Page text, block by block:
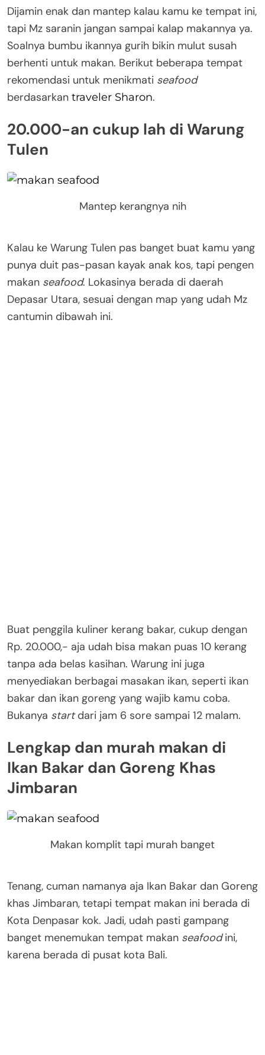
Dijamin enak dan mantep kalau kamu ke tempat ini,
tapi Mz saranin jangan sampai kalap makannya ya.
Soalnya bumbu ikannya gurih bikin mulut susah
berhenti untuk makan. Berikut beberapa tempat
rekomendasi untuk menikmati seafood
berdasarkan traveler Sharon.
20.000-an cukup lah di Warung
Tulen
Mantep kerangnya nih
Kalau ke Warung Tulen pas banget buat kamu yang
punya duit pas-pasan kayak anak kos, tapi pengen
makan seafood. Lokasinya berada di daerah
Depasar Utara, sesuai dengan map yang udah Mz
cantumin dibawah ini.
Buat penggila kuliner kerang bakar, cukup dengan
Rp. 20.000,- aja udah bisa makan puas 10 kerang
tanpa ada belas kasihan. Warung ini juga
menyediakan berbagai masakan ikan, seperti ikan
bakar dan ikan goreng yang wajib kamu coba.
Bukanya startdari jam 6 sore sampai 12 malam.
Lengkap dan murah makan di
Ikan Bakar dan Goreng Khas
Jimbaran
Makan komplit tapi murah banget
Tenang, cuman namanya aja Ikan Bakar dan Goreng
khas Jimbaran, tetapi tempat makan ini berada di
Kota Denpasar kok. Jadi, udah pasti gampang
banget menemukan tempat makan seafoodini,
karena berada di pusat kota Bali.